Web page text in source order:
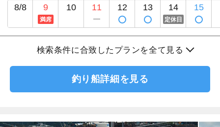
8/8 9
満席
10 11 12 13 14
定休日
15
検索条件に合致したプランを全て見る
釣り船詳細を見る